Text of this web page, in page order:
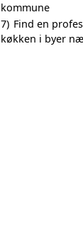
kommune
7) Find en
køkken i byer